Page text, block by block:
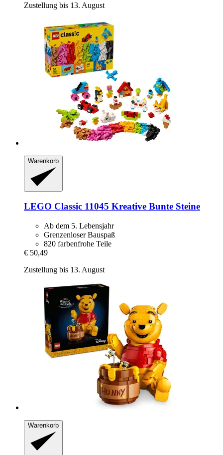
Zustellung bis 13. August
Warenkorb
LEGO Classic 11045 Kreative Bunte Steine
Ab dem 5. Lebensjahr
Grenzenloser Bauspaß
820 farbenfrohe Teile
€ 50,49
Zustellung bis 13. August
Warenkorb